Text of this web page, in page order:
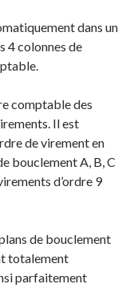
dans un
4 colonnes de
comptable des
Il est
de virement en
bouclement A, B, C
d’ordre 9
de bouclement
totalement
parfaitement